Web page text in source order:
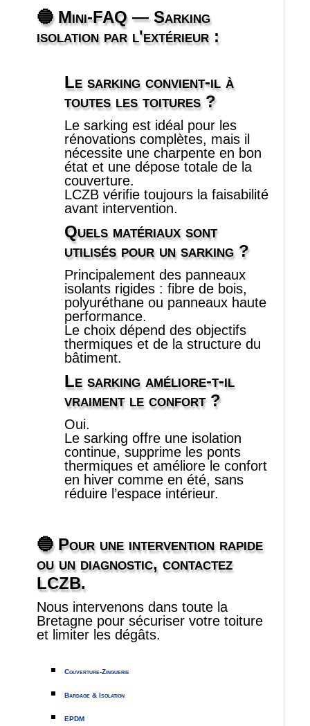
🔵 Mini‑FAQ— Sarking
isolation par l'extérieur :
Le sarking convient‑il à
toutes les toitures ?
Le sarking est idéal pour les
rénovations complètes, mais il
nécessite une charpente en bon
état et une dépose totale de la
couverture.
LCZB vérifie toujours la faisabilité
avant intervention.
Quels matériaux sont
utilisés pour un sarking ?
Principalement des panneaux
isolants rigides : fibre de bois,
polyuréthane ou panneaux haute
performance.
Le choix dépend des objectifs
thermiques et de la structure du
bâtiment.
Le sarking améliore‑t‑il
vraiment le confort ?
Oui.
Le sarking offre une isolation
continue, supprime les ponts
thermiques et améliore le confort
en hiver comme en été, sans
réduire l’espace intérieur.
🔵 Pour une intervention rapide
ou un diagnostic, contactez
LCZB.
Nous intervenons dans toute la
Bretagne pour sécuriser votre toiture
et limiter les dégâts.
Couverture-Zinguerie
Bardage & Isolation
EPDM